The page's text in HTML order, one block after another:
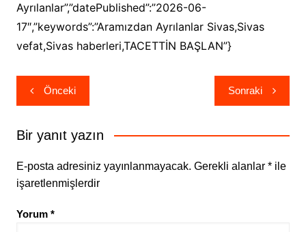
Ayrılanlar”,”datePublished”:”2026-06-
17″,”keywords”:”Aramızdan Ayrılanlar Sivas,Sivas
vefat,Sivas haberleri,TACETTİN BAŞLAN”}
Yazı
gezinmesi
Önceki Sonraki
Bir yanıt yazın
E-posta adresiniz yayınlanmayacak. Gerekli alanlar *ile
işaretlenmişlerdir
Yorum *